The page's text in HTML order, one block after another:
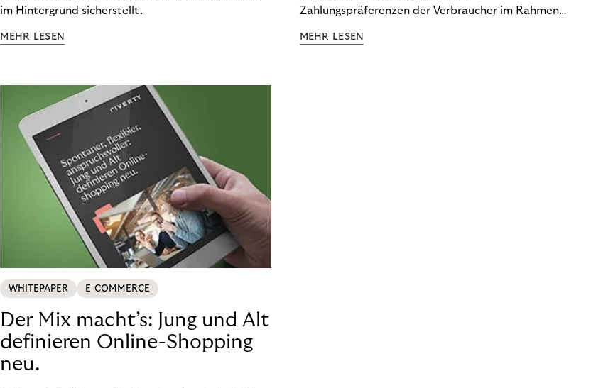
im Hintergrund sicherstellt.
MEHR LESEN
Zahlungspräferenzen der Verbraucher im Rahmen
Ergebnisse, um zu erfahren, wie Sie
MEHR LESEN
WHITEPAPER E-COMMERCE
Der Mix macht’s: Jung und Alt
definieren Online-Shopping
neu.